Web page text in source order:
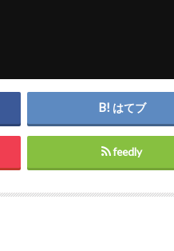
はてブ
feedly